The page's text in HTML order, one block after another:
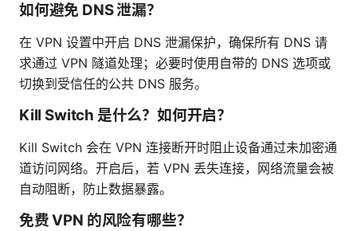
如何避免 DNS 泄漏？
在 VPN 设置中开启 DNS 泄漏保护，确保所有 DNS 请
求通过 VPN 隧道处理；必要时使用自带的 DNS 选项或
切换到受信任的公共 DNS 服务。
Kill Switch 是什么？如何开启？
Kill Switch 会在 VPN 连接断开时阻止设备通过未加密通
道访问网络。开启后，若 VPN 丢失连接，网络流量会被
自动阻断，防止数据暴露。
免费 VPN 的风险有哪些？